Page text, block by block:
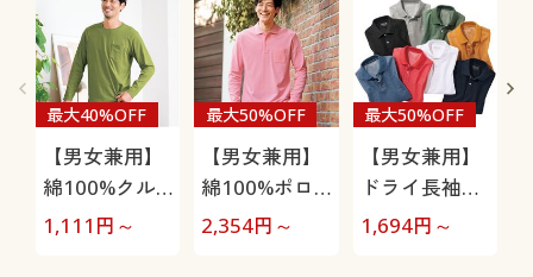
【男女兼用】
綿100%クル
ーネックTシ
最大40%OFF
1,111 円～
【男女兼用】
綿100%ポロ
シャツ(長袖)
最大50%OFF
2,354円～
【男女兼用】
ドライ長袖ポ
ロシャツ/吸
最大50%OFF
1,694円～